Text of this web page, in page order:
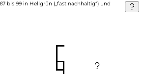
bis 99 in Hellgrün („fast nachhaltig“) und